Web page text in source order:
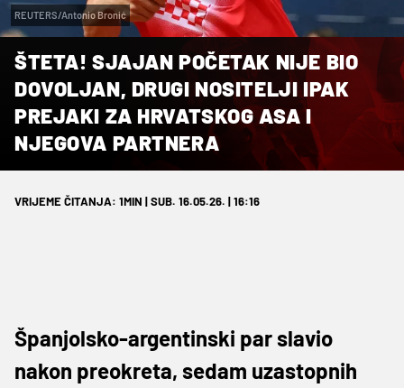
REUTERS/Antonio Bronić
ŠTETA! SJAJAN POČETAK NIJE BIO
DOVOLJAN, DRUGI NOSITELJI IPAK
PREJAKI ZA HRVATSKOG ASA I
NJEGOVA PARTNERA
VRIJEME ČITANJA: 1MIN | SUB. 16.05.26. | 16:16
Španjolsko-argentinski par slavio
nakon preokreta, sedam uzastopnih